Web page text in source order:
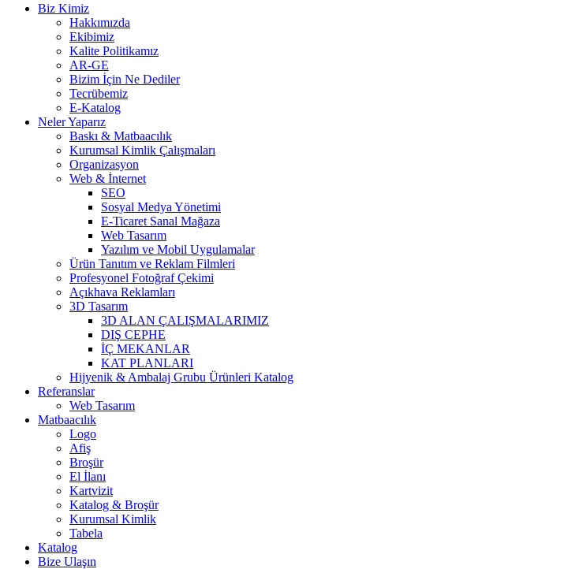
Biz Kimiz
Hakkımızda
Ekibimiz
Kalite Politikamız
AR-GE
Bizim İçin Ne Dediler
Tecrübemiz
E-Katalog
Neler Yaparız
Baskı & Matbaacılık
Kurumsal Kimlik Çalışmaları
Organizasyon
Web & İnternet
SEO
Sosyal Medya Yönetimi
E-Ticaret Sanal Mağaza
Web Tasarım
Yazılım ve Mobil Uygulamalar
Ürün Tanıtım ve Reklam Filmleri
Profesyonel Fotoğraf Çekimi
Açıkhava Reklamları
3D Tasarım
3D ALAN ÇALIŞMALARIMIZ
DIŞ CEPHE
İÇ MEKANLAR
KAT PLANLARI
Hijyenik & Ambalaj Grubu Ürünleri Katalog
Referanslar
Web Tasarım
Matbaacılık
Logo
Afiş
Broşür
El İlanı
Kartvizit
Katalog & Broşür
Kurumsal Kimlik
Tabela
Katalog
Bize Ulaşın